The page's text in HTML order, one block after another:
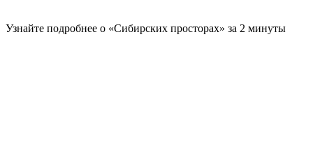
Узнайте подробнее о «Сибирских просторах» за 2 минуты